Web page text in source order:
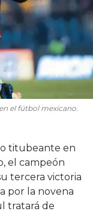
el fútbol mexicano.
titubeante en
el campeón
tercera victoria
por la novena
tratará de